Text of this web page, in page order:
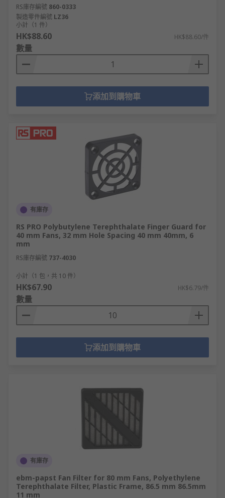
RS庫存編號 860-0333
製造零件編號 LZ36
小計（1 件）
HK$88.60 HK$88.60/件
數量
添加到購物車
有庫存
RS PRO Polybutylene Terephthalate Finger Guard for
40 mm Fans, 32 mm Hole Spacing 40 mm 40mm, 6
mm
RS庫存編號 737-4030
小計（1 包，共 10 件）
HK$67.90 HK$6.79/件
數量
添加到購物車
有庫存
ebm-papst Fan Filter for 80 mm Fans, Polyethylene
Terephthalate Filter, Plastic Frame, 86.5 mm 86.5mm
11 mm